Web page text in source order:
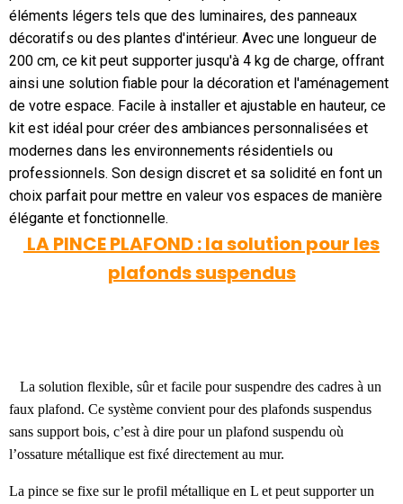
éléments légers tels que des luminaires, des panneaux
décoratifs ou des plantes d'intérieur. Avec une longueur de
200 cm, ce kit peut supporter jusqu'à 4 kg de charge, offrant
ainsi une solution fiable pour la décoration et l'aménagement
de votre espace. Facile à installer et ajustable en hauteur, ce
kit est idéal pour créer des ambiances personnalisées et
modernes dans les environnements résidentiels ou
professionnels. Son design discret et sa solidité en font un
choix parfait pour mettre en valeur vos espaces de manière
élégante et fonctionnelle.
LA PINCE PLAFOND : la solution pour les
plafonds suspendus
La solution flexible, sûr et facile pour suspendre des cadres à un
faux plafond. Ce système convient pour des plafonds suspendus
sans support bois, c’est à dire pour un plafond suspendu où
l’ossature métallique est fixé directement au mur.
La pince se fixe sur le profil métallique en L et peut supporter un